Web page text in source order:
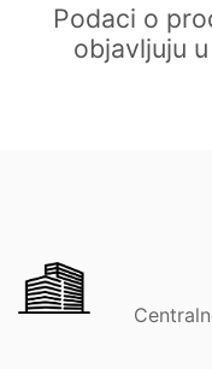
Podaci o
objavljuju